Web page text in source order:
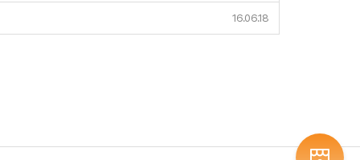
16.06.18